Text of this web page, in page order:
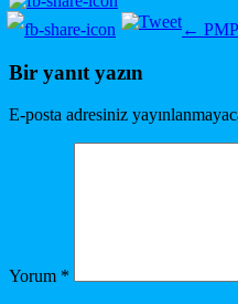
←
Bir yanıt yazın
E-posta adresiniz
Yorum *